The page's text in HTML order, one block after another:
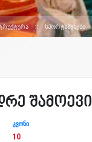
ᲡᲞᲝᲠᲢᲡᲛᲔᲜᲔᲑᲘ
შამოევი
კვონი
10